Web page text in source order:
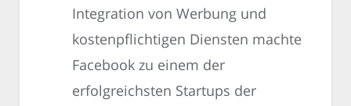
Integration von Werbung und
kostenpflichtigen Diensten machte
Facebook zu einem der
erfolgreichsten Startups der